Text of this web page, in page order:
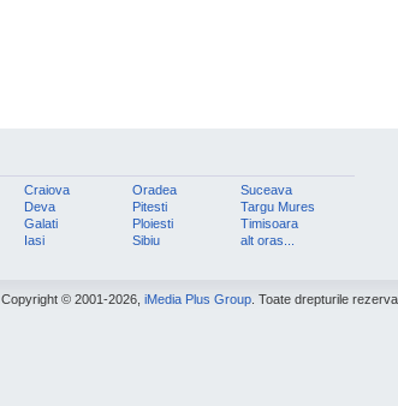
Craiova
Deva
Galati
Iasi
Oradea
Pitesti
Ploiesti
Sibiu
Suceava
Targu Mures
Timisoara
alt oras...
Copyright © 2001-2026, iMedia Plus Group . Toate drepturile